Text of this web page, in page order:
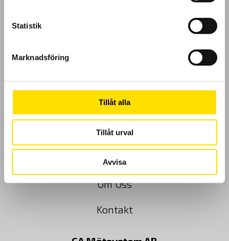
Statistik
Marknadsföring
Tillåt alla
Tillåt urval
Avvisa
Köpvillkor
Cookies
Klagomål
Kundundersökning
Om Oss
Kontakt